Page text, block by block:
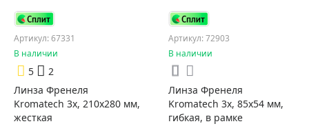
Артикул: 67331
В наличии
5
2
Линза Френеля
Kromatech 3x, 210х280 мм,
жесткая
Артикул: 72903
В наличии
Линза Френеля
Kromatech 3х, 85х54 мм,
гибкая, в рамке